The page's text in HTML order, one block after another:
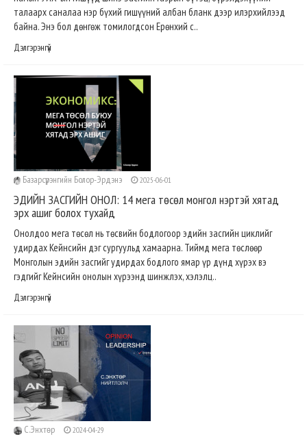
талаарх саналаа нэр бүхий гишүүний албан бланк дээр илэрхийлээд
байна. Энэ бол дөнгөж томилогдсон Ерөнхий с..
Дэлгэрэнгүй
Базарсүрэнгийн Болор-Эрдэнэ 2025-06-01
ЭДИЙН ЗАСГИЙН ОНОЛ: 14 мега төсөл монгол нэртэй хятад
эрх ашиг болох тухайд
Онолдоо мега төсөл нь төсвийн бодлогоор эдийн засгийн циклийг
удирдах Кейнсийн дэг сургуульд хамаарна. Тиймд мега төслөөр
Монголын эдийн засгийг удирдах бодлого ямар үр дүнд хүрэх вэ
гэдгийг Кейнсийн онолын хүрээнд шинжлэх, хэлэлц..
Дэлгэрэнгүй
C.Энхтөр 2024-04-29